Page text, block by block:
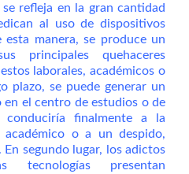
se refleja en la gran cantidad
al uso de dispositivos
esta manera, se produce un
principales quehaceres
laborales, académicos o
plazo, se puede generar un
en el centro de estudios o de
finalmente a la
o a un despido,
En segundo lugar, los adictos
presentan